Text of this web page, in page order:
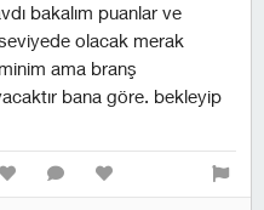
bakalım puanlar ve
seviyede olacak merak
ama branş
bana göre. bekleyip